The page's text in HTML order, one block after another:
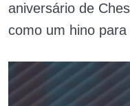
aniversário de
como um hino